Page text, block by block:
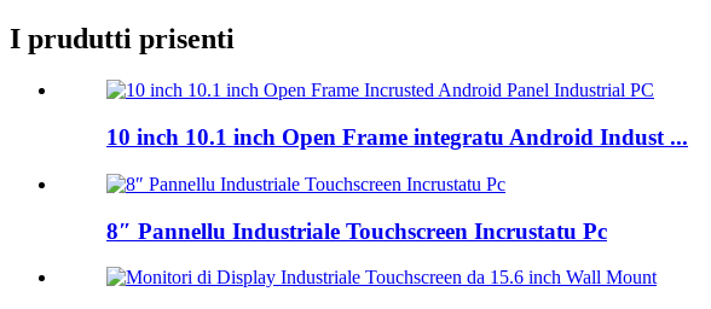
I prudutti prisenti
10 inch 10.1 inch Open Frame integratu Android Indust ...
8″ Pannellu Industriale Touchscreen Incrustatu Pc